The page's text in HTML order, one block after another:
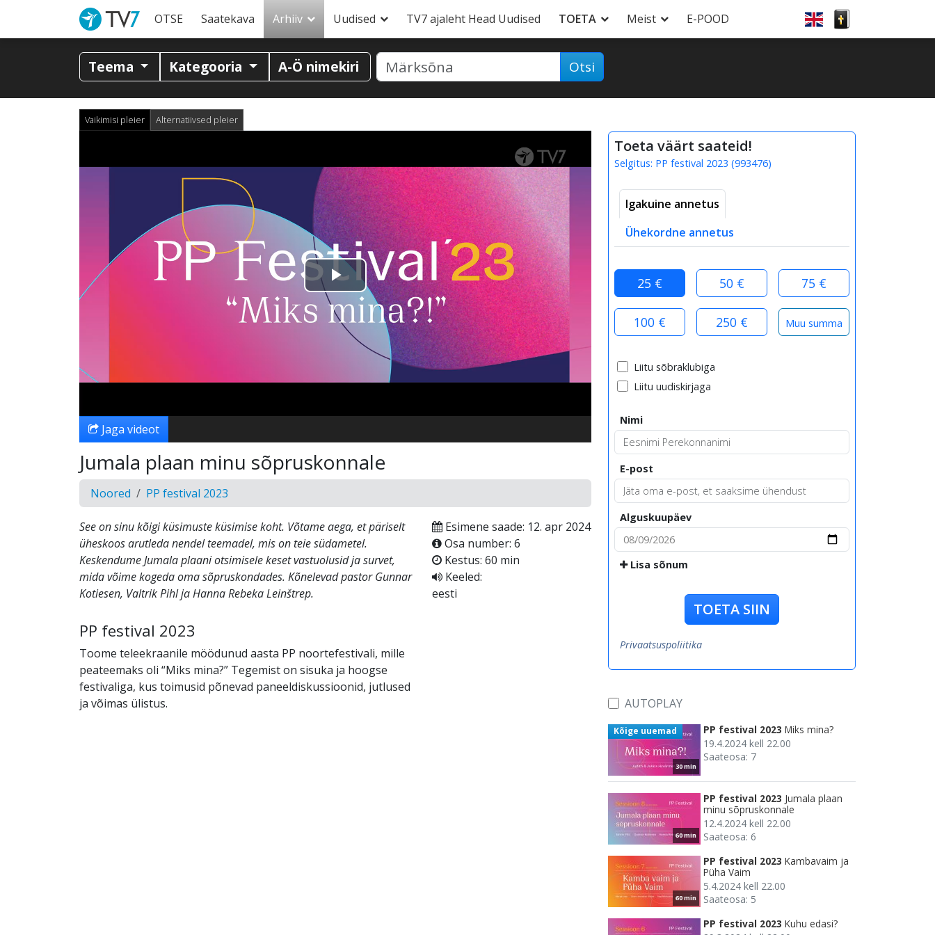
OTSE Saatekava Arhiiv Uudised TV7 ajaleht Head Uudised TOETA Meist E-POOD
Teema Kategooria A-Ö nimekiri Otsi
Vaikimisi pleier Alternatiivsed pleier
Esita
video
Jaga videot
Jumala plaan minu sõpruskonnale
Noored PP festival 2023
See on sinu kõigi küsimuste küsimise koht. Võtame aega, et päriselt
üheskoos arutleda nendel teemadel, mis on teie südametel.
Keskendume Jumala plaani otsimisele keset vastuolusid ja survet,
mida võime kogeda oma sõpruskondades. Kõnelevad pastor Gunnar
Kotiesen, Valtrik Pihl ja Hanna Rebeka Leinštrep.
PP festival 2023
Toome teleekraanile möödunud aasta PP noortefestivali, mille
peateemaks oli “Miks mina?” Tegemist on sisuka ja hoogse
festivaliga, kus toimusid põnevad paneeldiskussioonid, jutlused
ja võimas ülistus.
Esimene saade: 12. apr 2024
Osa number: 6
Kestus: 60 min
Keeled:
eesti
Toeta väärt saateid!
Selgitus: PP festival 2023 (993476)
Igakuine annetus
Ühekordne annetus
25 € 50 € 75 €
100 € 250 €
Liitu sõbraklubiga
Liitu uudiskirjaga
Nimi
E-post
Alguskuupäev
Lisa sõnum
TOETA SIIN
Privaatsuspoliitika
AUTOPLAY
30 min
Kõige uuemad PP festival 2023 Miks mina?
19.4.2024 kell 22.00
Saateosa: 7
60 min
PP festival 2023 Jumala plaan
minu sõpruskonnale
12.4.2024 kell 22.00
Saateosa: 6
60 min
PP festival 2023 Kambavaim ja
Püha Vaim
5.4.2024 kell 22.00
Saateosa: 5
PP festival 2023 Kuhu edasi?